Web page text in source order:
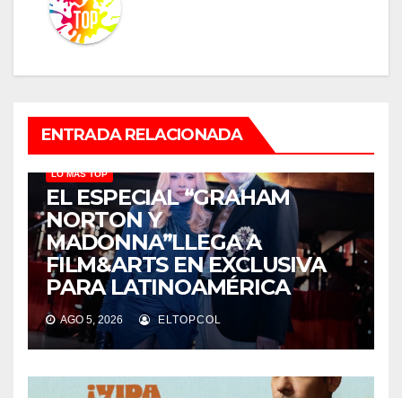
ENTRADA RELACIONADA
LO MÁS TOP
EL ESPECIAL “GRAHAM
NORTON Y
MADONNA”LLEGA A
FILM&ARTS EN EXCLUSIVA
PARA LATINOAMÉRICA
AGO 5, 2026 ELTOPCOL